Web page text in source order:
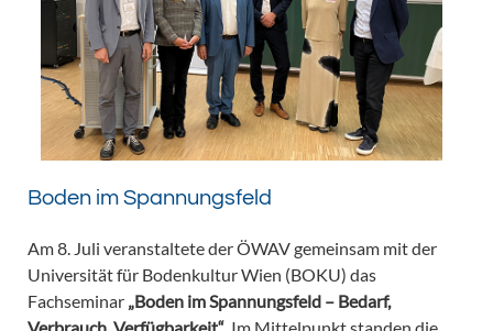
Boden im Spannungsfeld
Am 8. Juli veranstaltete der ÖWAV gemeinsam mit der
Universität für Bodenkultur Wien (BOKU) das
Fachseminar „Boden im Spannungsfeld – Bedarf,